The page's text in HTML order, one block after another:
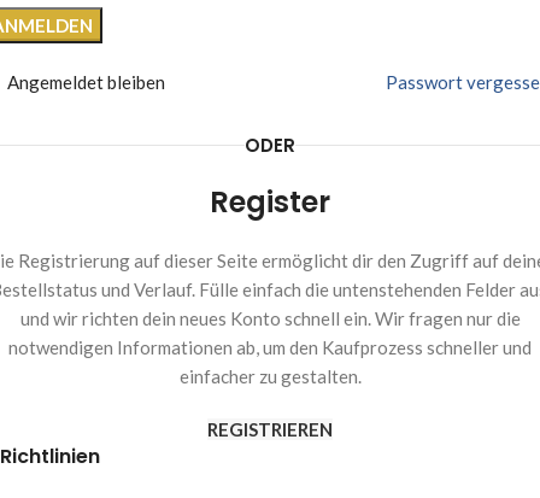
Passwort
Angemeldet bleiben
ODER
Register
Registrierung auf dieser Seite ermöglicht dir den Zugriff auf
und Verlauf. Fülle einfach die untenstehenden Felder
und wir richten dein neues Konto schnell ein. Wir fragen nur die
notwendigen Informationen ab, um den Kaufprozess schneller und
einfacher zu gestalten.
REGISTRIEREN
Richtlinien